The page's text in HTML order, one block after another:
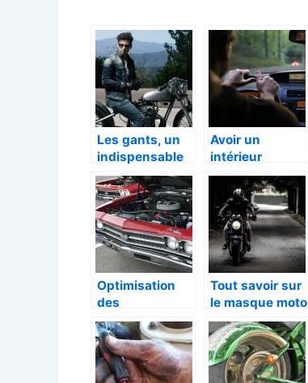
Les gants, un
indispensable
Avoir un
intérieur
confortable en
voiture, à quoi
faut-il penser ?
Optimisation
des
performances
d’un moteur et
sa vie
Tout savoir sur
le masque moto
antipollution